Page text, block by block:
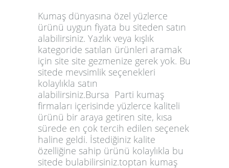
Kumaş dünyasına özel yüzlerce
ürünü uygun fiyata bu siteden satın
alabilirsiniz. Yazlık veya kışlık
kategoride satılan ürünleri aramak
için site site gezmenize gerek yok. Bu
sitede mevsimlik seçenekleri
kolaylıkla satın
alabilirsiniz.Bursa Parti kumaş
firmaları içerisinde yüzlerce kaliteli
ürünü bir araya getiren site, kısa
sürede en çok tercih edilen seçenek
haline geldi. İstediğiniz kalite
özelliğine sahip ürünü kolaylıkla bu
sitede bulabilirsiniz.toptan kumaş